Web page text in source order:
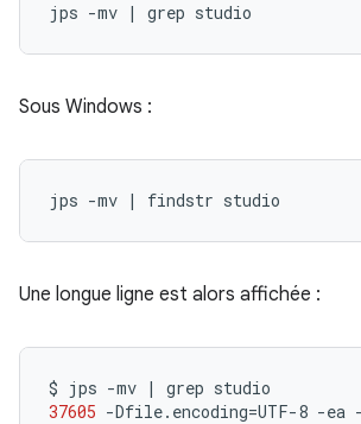
Sous Windows :
Une longue ligne est alors affichée :
$ jps -mv | grep
37605 -Dfile.encoding=UTF-8 -ea